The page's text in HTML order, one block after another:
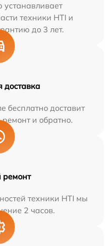
техники HTI и
до 3 лет.
доставка
бесплатно доставит
и обратно.
техники HTI мы
2 часов.